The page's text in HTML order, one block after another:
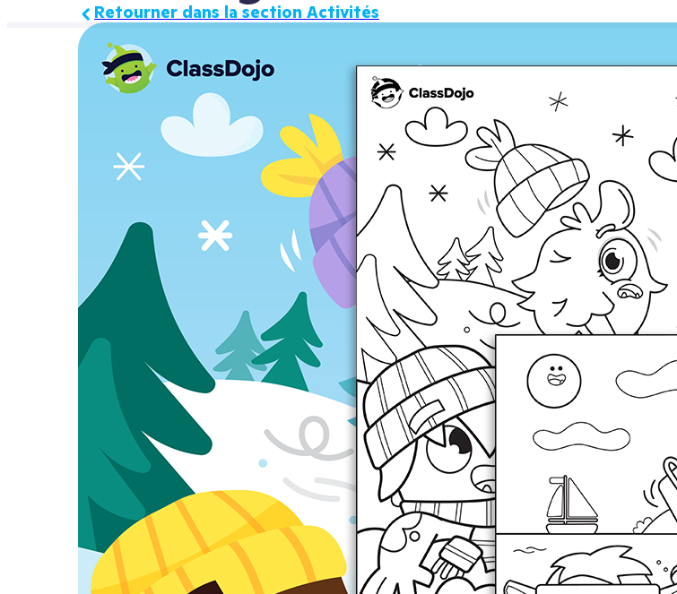
Retourner dans la section Activités